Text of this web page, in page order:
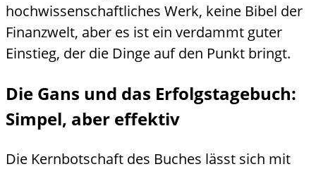
hochwissenschaftliches Werk, keine Bibel der
Finanzwelt, aber es ist ein verdammt guter
Einstieg, der die Dinge auf den Punkt bringt.
Die Gans und das Erfolgstagebuch:
Simpel, aber effektiv
Die Kernbotschaft des Buches lässt sich mit